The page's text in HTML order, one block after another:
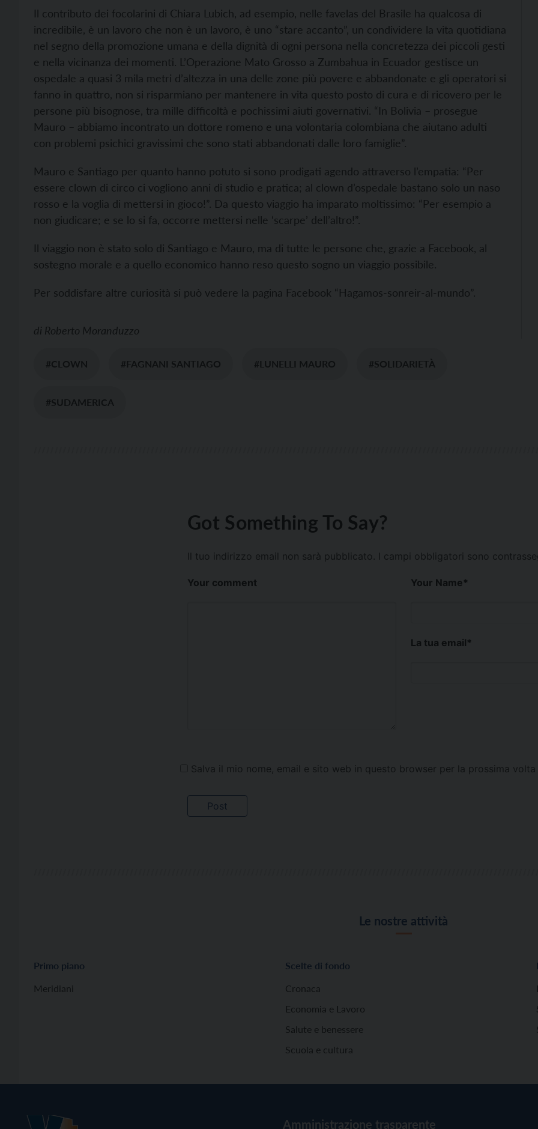
Il contributo dei focolarini di Chiara Lubich, ad esempio, nelle favelas del Brasile ha qualcosa di
incredibile, è un lavoro che non è un lavoro, è uno “stare accanto”, un condividere la vita quotidiana
nel segno della promozione umana e della dignità di ogni persona nella concretezza dei piccoli gesti
e nella vicinanza dei momenti. L’Operazione Mato Grosso a Zumbahua in Ecuador gestisce un
ospedale a quasi 3 mila metri d’altezza in una delle zone più povere e abbandonate e gli operatori si
fanno in quattro, non si risparmiano per mantenere in vita questo posto di cura e di ricovero per le
persone più bisognose, tra mille difficoltà e pochissimi aiuti governativi. “In Bolivia – prosegue
Mauro – abbiamo incontrato un dottore romeno e una volontaria colombiana che aiutano adulti
con problemi psichici gravissimi che sono stati abbandonati dalle loro famiglie”.
Mauro e Santiago per quanto hanno potuto si sono prodigati agendo attraverso l’empatia: “Per
essere clown di circo ci vogliono anni di studio e pratica; al clown d’ospedale bastano solo un naso
rosso e la voglia di mettersi in gioco!”. Da questo viaggio ha imparato moltissimo: “Per esempio a
non giudicare; e se lo si fa, occorre mettersi nelle ‘scarpe’ dell’altro!”.
Il viaggio non è stato solo di Santiago e Mauro, ma di tutte le persone che, grazie a Facebook, al
sostegno morale e a quello economico hanno reso questo sogno un viaggio possibile.
Per soddisfare altre curiosità si può vedere la pagina Facebook “Hagamos-sonreir-al-mundo”.
di Roberto Moranduzzo
#CLOWN #FAGNANI SANTIAGO #LUNELLI MAURO #SOLIDARIETÀ
#SUDAMERICA
Got Something To Say?
Il tuo indirizzo email non sarà pubblicato. I campi obbligatori sono
Your comment Your Name*
La tua email*
Salva il mio nome, email e sito web in questo browser per la prossima
Le nostre attività
Primo piano
Meridiani
Scelte di fondo
Cronaca
Economia e Lavoro
Salute e benessere
Scuola e cultura
Amministrazione trasparente